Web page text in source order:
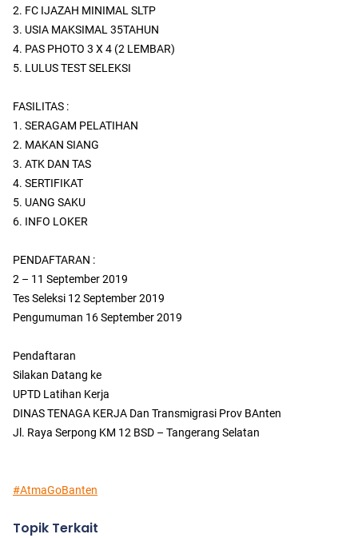
2. FC IJAZAH MINIMAL SLTP
3. USIA MAKSIMAL 35TAHUN
4. PAS PHOTO 3 X 4 (2 LEMBAR)
5. LULUS TEST SELEKSI
FASILITAS :
1. SERAGAM PELATIHAN
2. MAKAN SIANG
3. ATK DAN TAS
4. SERTIFIKAT
5. UANG SAKU
6. INFO LOKER
PENDAFTARAN :
2 – 11 September 2019
Tes Seleksi 12 September 2019
Pengumuman 16 September 2019
Pendaftaran
Silakan Datang ke
UPTD Latihan Kerja
DINAS TENAGA KERJA Dan Transmigrasi Prov BAnten
Jl. Raya Serpong KM 12 BSD – Tangerang Selatan
#AtmaGoBanten
Topik Terkait